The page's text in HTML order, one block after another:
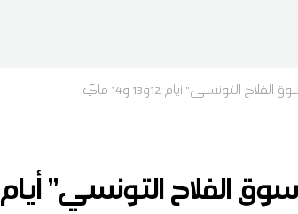
التونسي” أيام 12و13 و14 ماي
التونسي” أيام 12و13 و14 ماي